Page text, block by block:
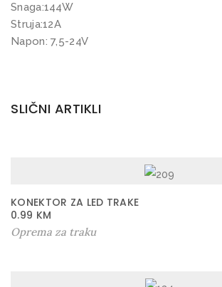
r
o
1
o
l
Snaga:144W
Struja:12A
Napon: 7,5-24V
SLIČNI ARTIKLI
KONEKTOR ZA LED TRAKE
0.99 KM
Oprema za traku